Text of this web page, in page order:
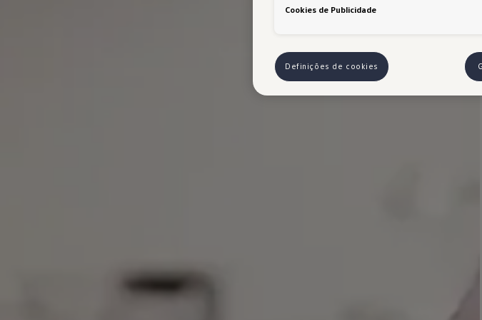
Cookies de Publicidade
Definições de cookies